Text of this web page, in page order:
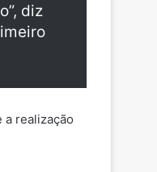
diz
realização